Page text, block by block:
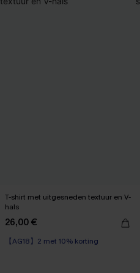
T-shirt met uitgesneden textuur en V-
hals
26,00 €
【AG18】2 met 10% korting